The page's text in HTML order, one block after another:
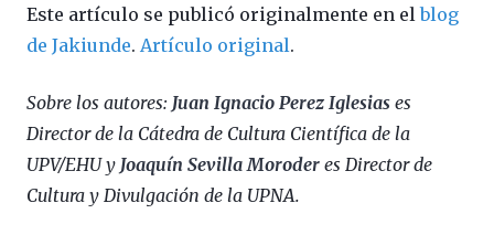
Este artículo se publicó originalmente en elblog
de Jakiunde. Artículo original.
Sobre los autores: Juan Ignacio Perez Iglesias es
Director de la Cátedra de Cultura Científica de la
UPV/EHU y Joaquín Sevilla Moroder es Director de
Cultura y Divulgación de la UPNA.